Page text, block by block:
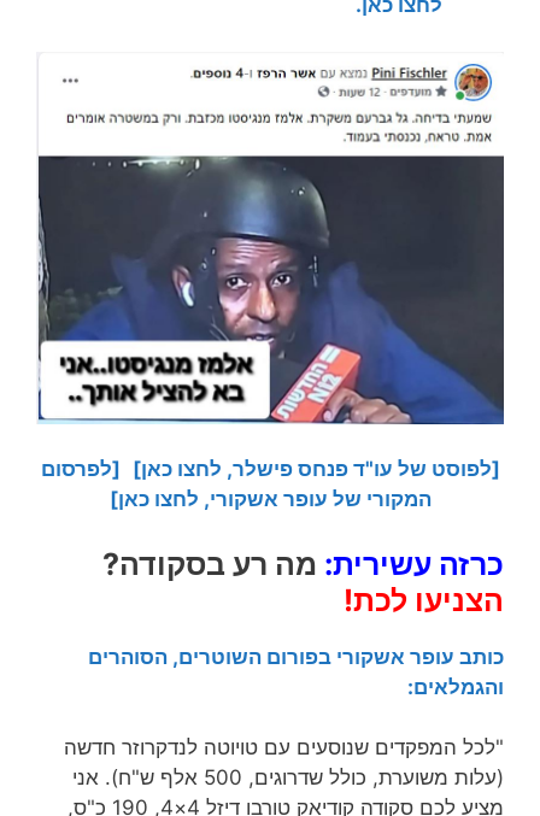
לחצו כאן.
[לפוסט של עו"ד פנחס פישלר, לחצו כאן]
[לפרסום
המקורי של עופר אשקורי, לחצו כאן]
כרזה עשירית: מה רע בסקודה?
הצניעו לכת!
כותב עופר אשקורי בפורום השוטרים, הסוהרים
והגמלאים:
"לכל המפקדים שנוסעים עם טויוטה לנדקרוזר חדשה
(עלות משוערת, כולל שדרוגים, 500 אלף ש"ח). אני
מציע לכם סקודה קודיאק טורבו דיזל 4×4, 190 כ"ס,